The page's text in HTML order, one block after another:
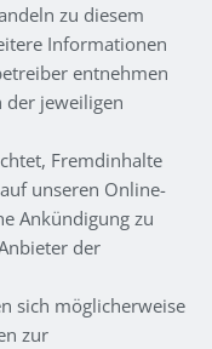
zu diesem
Informationen
entnehmen
der jeweiligen
Fremdinhalte
unseren Online-
Ankündigung zu
der
sich möglicherweise
zur